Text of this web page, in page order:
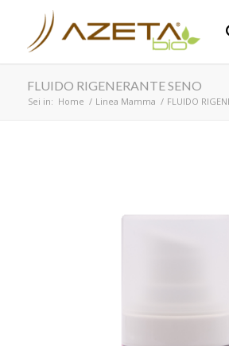
FLUIDO RIGENERANTE SENO
Sei in: Home / Linea Mamma / FLUIDO